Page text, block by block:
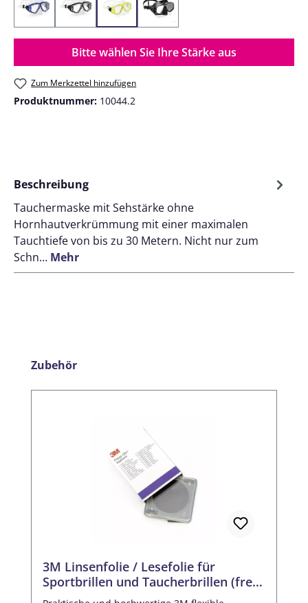
Blau / Silikon Transparent
Schwarz / Silikon Transparent
Gelb / Silikon Transparent
Schwarz / Silikon Schwarz
Bitte wählen Sie Ihre Stärke aus
Zum Merkzettel hinzufügen
Produktnummer: 10044.2
Beschreibung
Tauchermaske mit Sehstärke ohne
Hornhautverkrümmung mit einer maximalen
Tauchtiefe von bis zu 30 Metern. Nicht nur zum
Schn… Mehr
Produktgalerie überspringen
Zubehör
3M Linsenfolie / Lesefolie für
Sportbrillen und Taucherbrillen (frei
zuschneidbar)